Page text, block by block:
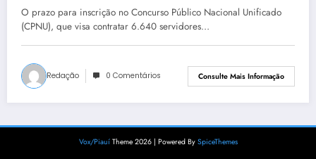
O prazo para inscrição no Concurso Público Nacional Unificado
(CPNU), que visa contratar 6.640 servidores…
Redação 0 Comentários Consulte Mais Informação
Vox/Piauí Theme 2026 | Powered By SpiceThemes